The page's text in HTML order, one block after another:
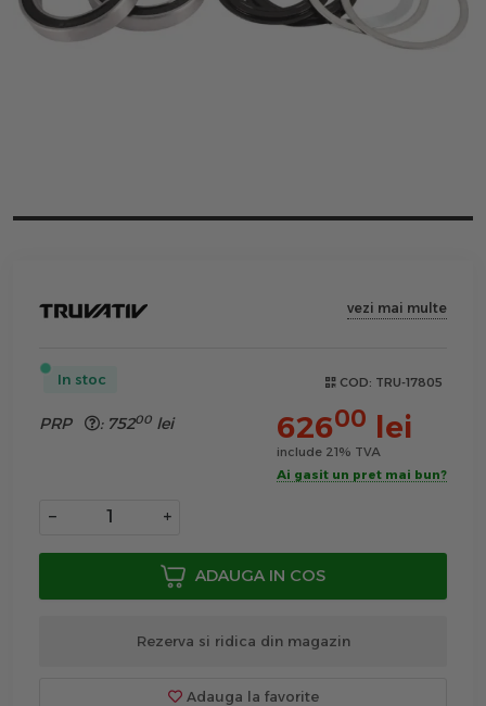
vezi mai multe
In stoc COD: TRU-17805
PRP : 75200 lei 62600 lei
include 21% TVA
Ai gasit un pret mai bun?
− +
ADAUGA IN COS
Rezerva si ridica din magazin
Adauga la favorite